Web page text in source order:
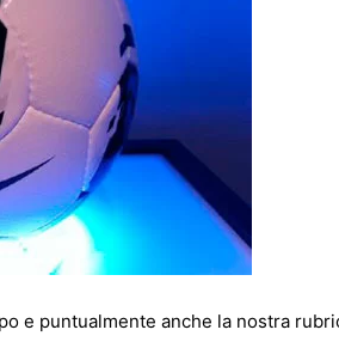
e puntualmente anche la nostra